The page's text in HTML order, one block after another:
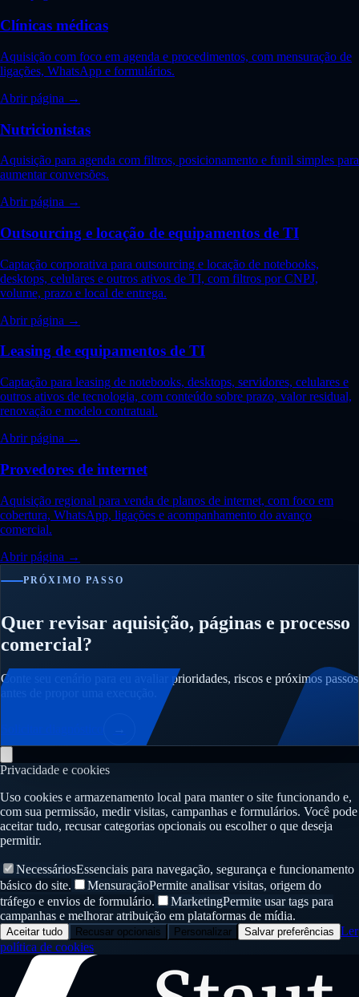
Clínicas médicas
Aquisição com foco em agenda e procedimentos, com mensuração de
ligações, WhatsApp e formulários.
Abrir página →
Nutricionistas
Aquisição para agenda com filtros, posicionamento e funil simples para
aumentar conversões.
Abrir página →
Outsourcing e locação de equipamentos de TI
Captação corporativa para outsourcing e locação de notebooks,
desktops, celulares e outros ativos de TI, com filtros por CNPJ,
volume, prazo e local de entrega.
Abrir página →
Leasing de equipamentos de TI
Captação para leasing de notebooks, desktops, servidores, celulares e
outros ativos de tecnologia, com conteúdo sobre prazo, valor residual,
renovação e modelo contratual.
Abrir página →
Provedores de internet
Aquisição regional para venda de planos de internet, com foco em
cobertura, WhatsApp, ligações e acompanhamento do avanço
comercial.
Abrir página →
PRÓXIMO PASSO
Quer revisar aquisição, páginas e processo
comercial?
Conte seu cenário para eu avaliar prioridades, riscos e próximos passos
Privacidade e cookies
Uso cookies e armazenamento local para manter o site funcionando e,
com sua permissão, medir visitas, campanhas e formulários. Você pode
aceitar tudo, recusar categorias opcionais ou escolher o que deseja
permitir.
NecessáriosEssenciais para navegação, segurança e funcionamento
básico do site.
MensuraçãoPermite analisar visitas, origem do
tráfego e envios de formulário.
MarketingPermite usar tags para
campanhas e melhorar atribuição em plataformas de mídia.
Aceitar tudo Recusar opcionais Personalizar Salvar preferências Ler
política de cookies